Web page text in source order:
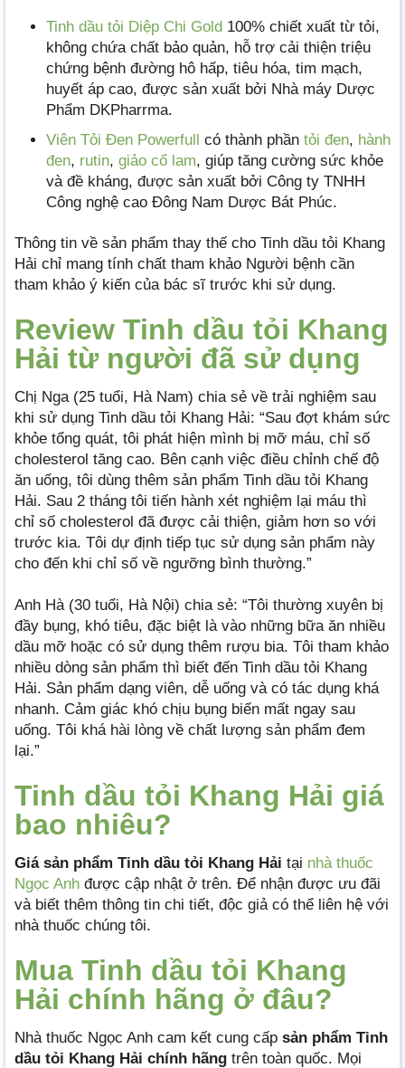
Tinh dầu tỏi Diệp Chi Gold 100% chiết xuất từ tỏi,
không chứa chất bảo quản, hỗ trợ cải thiện triệu
chứng bệnh đường hô hấp, tiêu hóa, tim mạch,
huyết áp cao, được sản xuất bởi Nhà máy Dược
Phẩm DKPharrma.
Viên Tỏi Đen Powerfull
có thành phần tỏi đen, hành
đen, rutin, giảo cổ lam, giúp tăng cường sức khỏe
và đề kháng, được sản xuất bởi Công ty TNHH
Công nghệ cao Đông Nam Dược Bát Phúc.
Thông tin về sản phẩm thay thế cho Tinh dầu tỏi Khang
Hải chỉ mang tính chất tham khảo Người bệnh cần
tham khảo ý kiến của bác sĩ trước khi sử dụng.
Review Tinh dầu tỏi Khang
Hải từ người đã sử dụng
Chị Nga (25 tuổi, Hà Nam) chia sẻ về trải nghiệm sau
khi sử dụng Tinh dầu tỏi Khang Hải: “Sau đợt khám sức
khỏe tổng quát, tôi phát hiện mình bị mỡ máu, chỉ số
cholesterol tăng cao. Bên cạnh việc điều chỉnh chế độ
ăn uống, tôi dùng thêm sản phẩm Tinh dầu tỏi Khang
Hải. Sau 2 tháng tôi tiến hành xét nghiệm lại máu thì
chỉ số cholesterol đã được cải thiện, giảm hơn so với
trước kia. Tôi dự định tiếp tục sử dụng sản phẩm này
cho đến khi chỉ số về ngưỡng bình thường.”
Anh Hà (30 tuổi, Hà Nội) chia sẻ: “Tôi thường xuyên bị
đầy bụng, khó tiêu, đặc biệt là vào những bữa ăn nhiều
dầu mỡ hoặc có sử dụng thêm rượu bia. Tôi tham khảo
nhiều dòng sản phẩm thì biết đến Tinh dầu tỏi Khang
Hải. Sản phẩm dạng viên, dễ uống và có tác dụng khá
nhanh. Cảm giác khó chịu bụng biến mất ngay sau
uống. Tôi khá hài lòng về chất lượng sản phẩm đem
lại.”
Tinh dầu tỏi Khang Hải giá
bao nhiêu?
Giá sản phẩm Tinh dầu tỏi Khang Hải tại nhà thuốc
Ngọc Anh được cập nhật ở trên. Để nhận được ưu đãi
và biết thêm thông tin chi tiết, độc giả có thể liên hệ với
nhà thuốc chúng tôi.
Mua Tinh dầu tỏi Khang
Hải chính hãng ở đâu?
Nhà thuốc Ngọc Anh cam kết cung cấp sản phẩm Tinh
dầu tỏi Khang Hải chính hãng trên toàn quốc. Mọi